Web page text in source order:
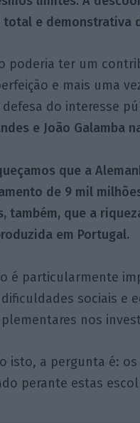
e demonstrativa
poderia ter um
e mais uma
do interesse
e João Galamba
que a
de 9 mil
também, que a
em Portugal.
é particularmente
sociais e
nos
isto, a pergunta é:
perante estas